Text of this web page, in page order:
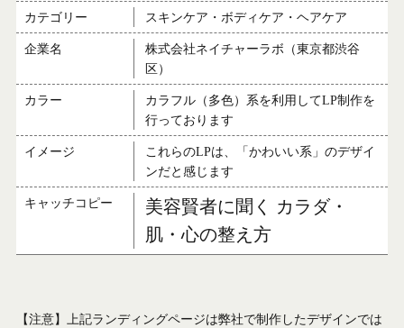
カテゴリー スキンケア・ボディケア・ヘアケア
企業名
株式会社ネイチャーラボ（東京都渋谷
区）
カラー
カラフル（多色）系を利用してLP制作を
行っております
イメージ
これらのLPは、「かわいい系」のデザイ
ンだと感じます
キャッチコピー
美容賢者に聞く カラダ・
肌・心の整え方
【注意】上記ランディングページは弊社で制作したデザインでは